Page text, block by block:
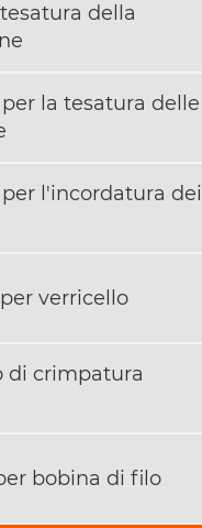
della
la tesatura delle
l'incordatura dei
verricello
di crimpatura
bobina di filo